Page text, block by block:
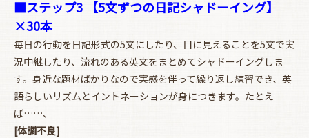
お買い物を続ける カートへ進む
■ステップ3 【5文ずつの日記シャドーイング】
×30本
毎日の行動を日記形式の5文にしたり、目に見えることを5文で実
況中継したり、流れのある英文をまとめてシャドーイングしま
す。身近な題材ばかりなので実感を伴って繰り返し練習でき、英
語らしいリズムとイントネーションが身につきます。たとえ
ば……、
[体調不良]